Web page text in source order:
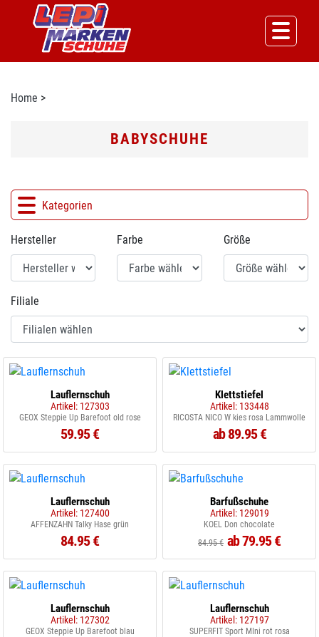
Home >
BABYSCHUHE
Kategorien
Hersteller Farbe Größe
Filiale
Lauflernschuh
Artikel: 127303
GEOX Steppie Up Barefoot old rose
59.95 €
Klettstiefel
Artikel: 133448
RICOSTA NICO W kies rosa Lammwolle
ab 89.95 €
Lauflernschuh
Artikel: 127400
AFFENZAHN Talky Hase grün
84.95 €
Barfußschuhe
Artikel: 129019
KOEL Don chocolate
84.95 € ab 79.95 €
Lauflernschuh
Artikel: 127302
GEOX Steppie Up Barefoot blau
Lauflernschuh
Artikel: 127197
SUPERFIT Sport MIni rot rosa